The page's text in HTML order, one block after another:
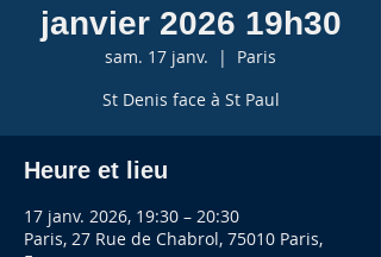
janvier 2026 19h30
sam. 17 janv.
  |
Paris
St Denis face à St Paul
Heure et lieu
17 janv. 2026, 19:30 – 20:30
Paris, 27 Rue de Chabrol, 75010 Paris,